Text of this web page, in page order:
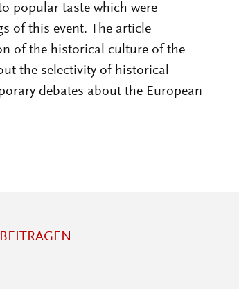
popular taste which were
of this event. The article
of the historical culture of the
the selectivity of historical
debates about the European
BEITRAGEN